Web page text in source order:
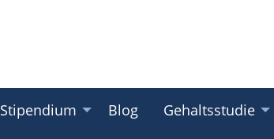
Stipendium Blog Gehaltsstudie